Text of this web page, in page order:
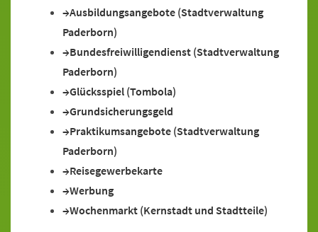
Ausbildungsangebote (Stadtverwaltung
Paderborn)
Bundesfreiwilligendienst (Stadtverwaltung
Paderborn)
Glücksspiel (Tombola)
Grundsicherungsgeld
Praktikumsangebote (Stadtverwaltung
Paderborn)
Reisegewerbekarte
Werbung
Wochenmarkt (Kernstadt und Stadtteile)